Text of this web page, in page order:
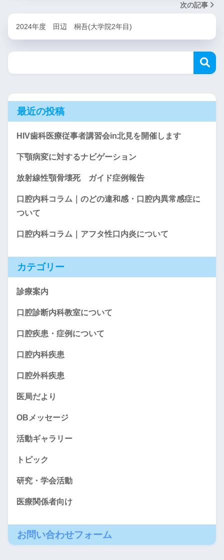
次の記事
2024年度 田辺 桐吾(大学院2年目)
最近の投稿
HIV歯科医療従事者講習会in北見を開催します
下顎病変に対するナビゲーション
放射線性顎骨壊死 ガイド症例報告
口腔内科コラム｜のどの違和感・口腔内異常感症に
ついて
口腔内科コラム｜アフタ性口内炎について
カテゴリー
診療案内
口腔診断内科教室について
口腔疾患・症例について
口腔内科疾患
口腔外科疾患
医局だより
OBメッセージ
活動ギャラリー
トピック
研究・学会活動
医療関係者向け
お問い合わせフォーム